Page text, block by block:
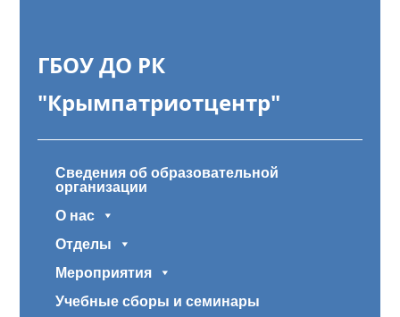
ГБОУ ДО РК
"Крымпатриотцентр"
Сведения об образовательной
организации
О нас
Отделы
Мероприятия
Учебные сборы и семинары